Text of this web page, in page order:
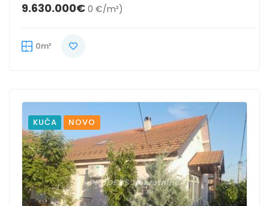
9.630.000€ 0 €/m²)
0m²
KUĆA NOVO